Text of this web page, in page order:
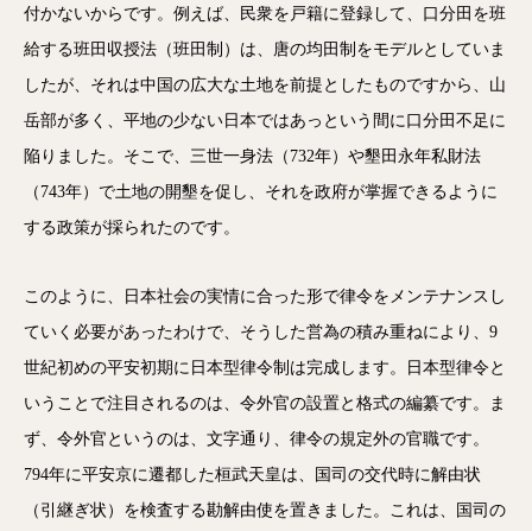
付かないからです。例えば、民衆を戸籍に登録して、口分田を班
給する班田収授法（班田制）は、唐の均田制をモデルとしていま
したが、それは中国の広大な土地を前提としたものですから、山
岳部が多く、平地の少ない日本ではあっという間に口分田不足に
陥りました。そこで、三世一身法（732年）や墾田永年私財法
（743年）で土地の開墾を促し、それを政府が掌握できるように
する政策が採られたのです。
このように、日本社会の実情に合った形で律令をメンテナンスし
ていく必要があったわけで、そうした営為の積み重ねにより、9
世紀初めの平安初期に日本型律令制は完成します。日本型律令と
いうことで注目されるのは、令外官の設置と格式の編纂です。ま
ず、令外官というのは、文字通り、律令の規定外の官職です。
794年に平安京に遷都した桓武天皇は、国司の交代時に解由状
（引継ぎ状）を検査する勘解由使を置きました。これは、国司の